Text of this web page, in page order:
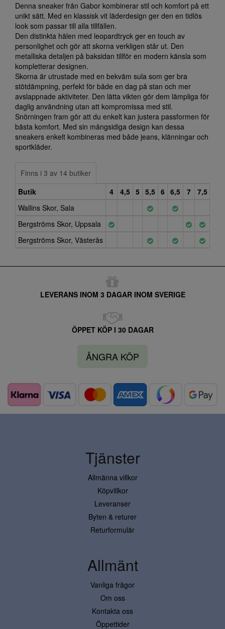
Denna sneaker från Gabor kombinerar stil och komfort på ett
unikt sätt. Med en klassisk vit läderdesign ger den en tidlös
look som passar till alla tillfällen.
Den distinkta hälen med leopardtryck ger en touch av
personlighet och gör att skorna verkligen står ut. Den
metalliska detaljen på baksidan tillför en modern känsla som
kompletterar designen.
Skorna är utrustade med en bekväm sula som ger bra
stötdämpning, perfekt för både en dag på stan och mer
avslappnade aktiviteter. Den lätta vikten gör dem lämpliga för
daglig användning utan att kompromissa med stil.
Snörningen fram gör att du enkelt kan justera passformen för
bästa komfort. Med sin mångsidiga design kan dessa
sneakers enkelt kombineras med både jeans, klänningar och
sportkläder.
Finns i 3 av 14 butiker
Butik
4 4,5 5 5,5 6 6,5 7 7,5
Wallins Skor, Sala
Bergströms Skor, Uppsala
Bergströms Skor, Västerås
LEVERANS INOM 3 DAGAR INOM SVERIGE
ÖPPET KÖP I 30 DAGAR
ÅNGRA KÖP
Tjänster
Allmänna villkor
Köpvillkor
Leveranser
Byten & returer
Returformulär
Allmänt
Vanliga frågor
Om oss
Kontakta oss
Öppettider